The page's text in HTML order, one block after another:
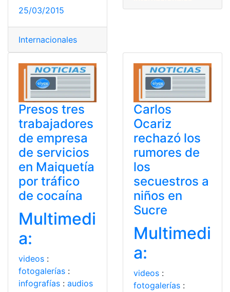
25/03/2015
Internacionales
Presos tres
trabajadores
de empresa
de servicios
en Maiquetía
por tráfico
de cocaína
Multimedi
a:
videos :
fotogalerías :
infografías : audios
Carlos
Ocariz
rechazó los
rumores de
los
secuestros a
niños en
Sucre
Multimedi
a:
videos :
fotogalerías :